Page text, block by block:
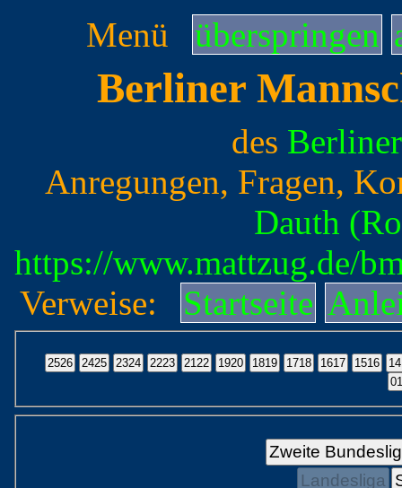
Menü überspringen
Berliner
des
Anregungen, Fragen,
Dauth
https://www.mattzug.de/
Verweise:
Startseite
Zweite
Landesliga